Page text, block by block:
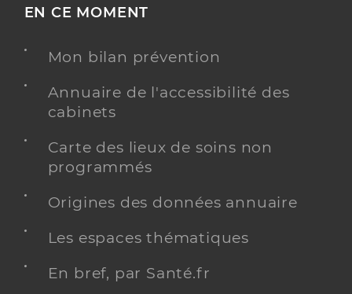
EN CE MOMENT
Mon bilan prévention
Annuaire de l'accessibilité des
cabinets
Carte des lieux de soins non
programmés
Origines des données annuaire
Les espaces thématiques
En bref, par Santé.fr